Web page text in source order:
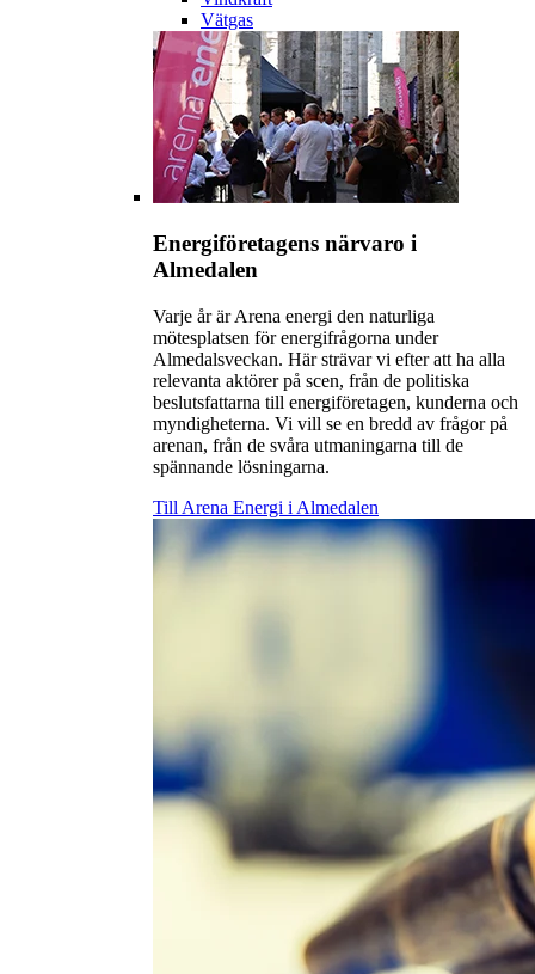
Vätgas
Energiföretagens närvaro i
Almedalen
Varje år är Arena energi den naturliga
mötesplatsen för energifrågorna under
Almedalsveckan. Här strävar vi efter att ha alla
relevanta aktörer på scen, från de politiska
beslutsfattarna till energiföretagen, kunderna och
myndigheterna. Vi vill se en bredd av frågor på
arenan, från de svåra utmaningarna till de
spännande lösningarna.
Till Arena Energi i Almedalen